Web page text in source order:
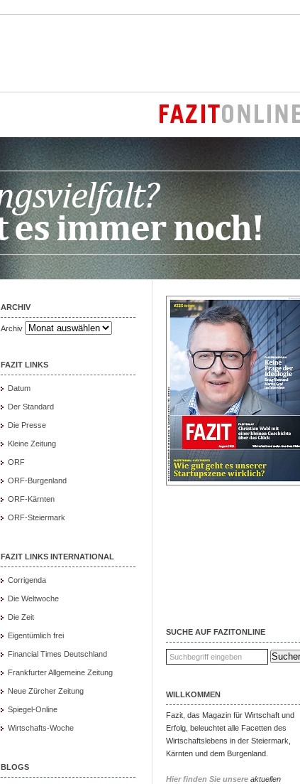
ARCHIV
Archiv
FAZIT LINKS
Datum
Der Standard
Die Presse
Kleine Zeitung
ORF
ORF-Burgenland
ORF-Kärnten
ORF-Steiermark
FAZIT LINKS INTERNATIONAL
Corrigenda
Die Weltwoche
Die Zeit
Eigentümlich frei
Financial Times Deutschland
Frankfurter Allgemeine Zeitung
Neue Zürcher Zeitung
Spiegel-Online
Wirtschafts-Woche
BLOGS
SUCHE AUF FAZITONLINE
WILLKOMMEN
Fazit, das Magazin für Wirtschaft und
Erfolg, beleuchtet alle Facetten des
Wirtschaftslebens in der Steiermark,
Kärnten und dem Burgenland.
Hier finden Sie unsere aktuellen